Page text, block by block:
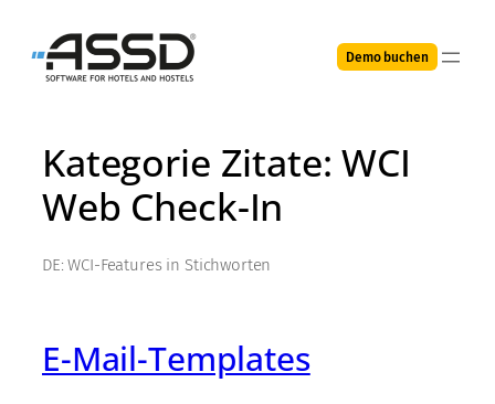
Inhalt
Demo buchen
Kategorie Zitate:WCI
Web Check-In
DE: WCI-Features in Stichworten
E-Mail-Templates